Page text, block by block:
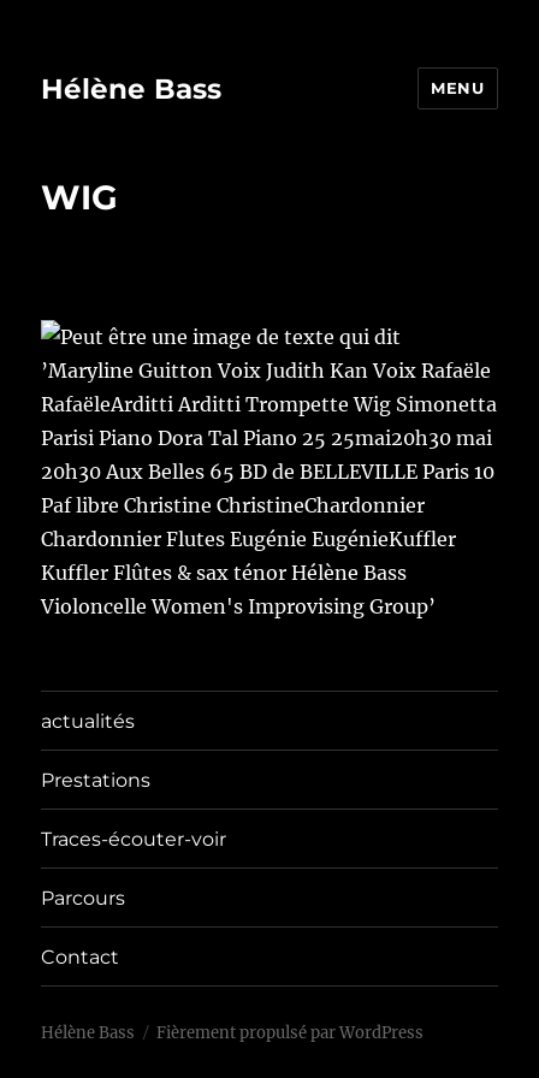
Hélène Bass MENU
WIG
actualités
Prestations
Traces-écouter-voir
Parcours
Contact
Hélène Bass Fièrement propulsé par WordPress